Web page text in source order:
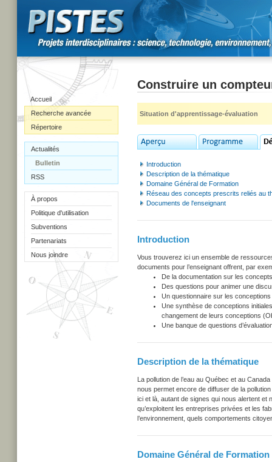
Accueil
Recherche avancée
Répertoire
Actualités
Bulletin
RSS
À propos
Politique d'utilisation
Subventions
Partenariats
Nous joindre
Construire un
Situation d'apprentissage-évaluation
Introduction
Description de la thématique
Domaine Général de Formation
Réseau des concepts prescrits reliés au
Documents de l'enseignant
Introduction
Vous trouverez ici un ensemble de
documents pour l’enseignant offrent, par
De la documentation sur les
Des questions pour animer une
Un questionnaire sur les
Une synthèse de conceptions
changement de leurs conceptions
Une banque de questions
Description de la thématique
La pollution de l’eau au Québec et au
nous permet encore de diffuser de la
ici et là, autant de signes qui nous alertent et
qu’exploitent les entreprises privées et les
l’environnement, quels comportements
Domaine Général de Formation